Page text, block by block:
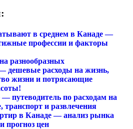
в среднем в Канаде —
профессии и факторы
разнообразных
дешевые расходы на жизнь,
жизни и потрясающие
путеводитель по расходам на
транспорт и развлечения
в Канаде — анализ рынка
прогноз цен